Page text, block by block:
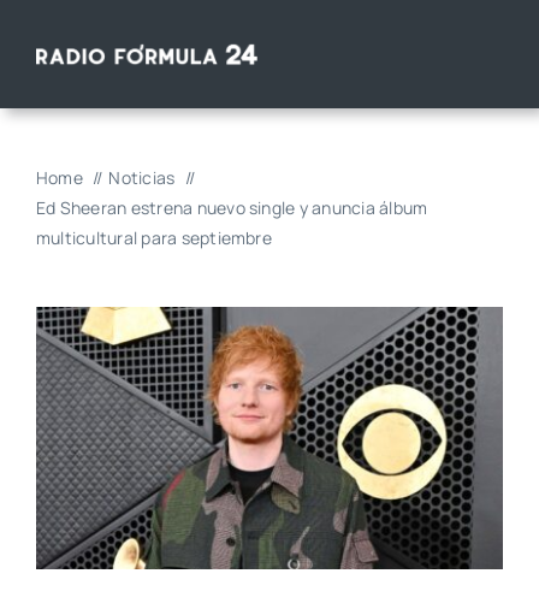
Home
Noticias
Ed Sheeran estrena nuevo single y anuncia álbum
multicultural para septiembre